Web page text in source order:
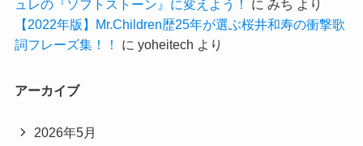
ュレの『ソフトストーン』に変えよう！ に みち より
【2022年版】Mr.Children歴25年が選ぶ桜井和寿の衝撃歌
詞フレーズ集！！
に yoheitech より
アーカイブ
2026年5月